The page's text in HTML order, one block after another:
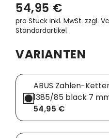
Steuersätze
Vorbauten
Zahnkränze
Single Speed
Smartphonehalter
Spiegel
Taschen
Trainingsrollen
Wandhalterung
54,95 €
pro Stück inkl. MwSt. zzgl.
Standardartikel
VARIANTEN
ABUS Zahlen-
1385/85 black 7
54,95 €